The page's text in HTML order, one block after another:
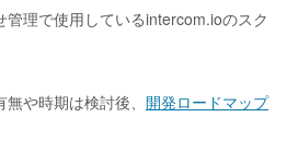
管理で使用しているintercom.ioのスク
や時期は検討後、 開発ロードマップ